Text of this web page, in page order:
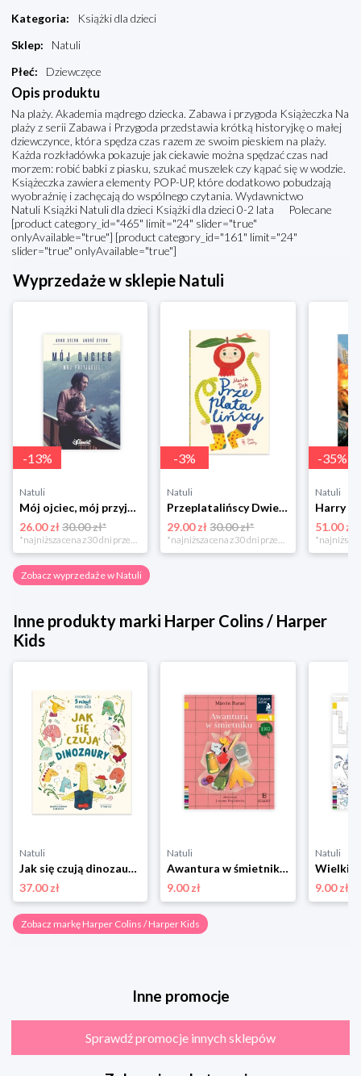
Kategoria:
Książki dla dzieci
Sklep:
Natuli
Płeć: Dziewczęce
Opis produktu
Na plaży. Akademia mądrego dziecka. Zabawa i przygoda Książeczka Na
plaży z serii Zabawa i Przygoda przedstawia krótką historyjkę o małej
dziewczynce, która spędza czas razem ze swoim pieskiem na plaży.
Każda rozkładówka pokazuje jak ciekawie można spędzać czas nad
morzem: robić babki z piasku, szukać muszelek czy kąpać się w wodzie.
Książeczka zawiera elementy POP-UP, które dodatkowo pobudzają
wyobraźnię i zachęcają do wspólnego czytania. Wydawnictwo
Natuli Książki Natuli dla dzieci Książki dla dzieci 0-2 lata Polecane
[product category_id="465" limit="24" slider="true"
onlyAvailable="true"] [product category_id="161" limit="24"
slider="true" onlyAvailable="true"]
Wyprzedaże w sklepie Natuli
-13%
Natuli
Mój ojciec, mój przyjaciel Element
26.00 zł30.00 zł*
*najniższa cena z 30 dni przed obniżką
-3%
Natuli
Przeplatalińscy Dwie siostry
29.00 zł 30.00 zł*
*najniższa cena z 30 dni przed obniżką
-35%
Natuli
51.00 zł
Zobacz wyprzedaże w Natuli
Inne produkty marki Harper Colins / Harper
Kids
Natuli
Jak się czują dinozaury. Opowieści 5 minut przed snem Harper colins / harper kids
37.00 zł
Natuli
Awantura w śmietniku. Czytam sobie Eko. Poziom 1 Harper colins / harper kids
9.00 zł
Natuli
9.00 zł
Zobacz markę Harper Colins / Harper Kids
Inne promocje
Sprawdź promocje innych sklepów